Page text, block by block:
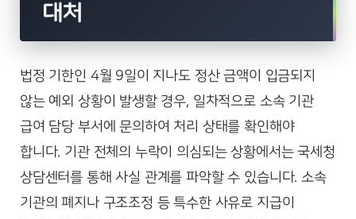
대처
법정 기한인 4월 9일이 지나도 정산 금액이 입금되지
않는 예외 상황이 발생할 경우, 일차적으로 소속 기관
급여 담당 부서에 문의하여 처리 상태를 확인해야
합니다. 기관 전체의 누락이 의심되는 상황에서는 국세청
상담센터를 통해 사실 관계를 파악할 수 있습니다. 소속
기관의 폐지나 구조조정 등 특수한 사유로 지급이